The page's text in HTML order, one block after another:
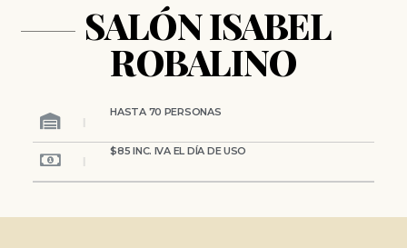
SALÓN ISABEL
ROBALINO
HASTA 70 PERSONAS
$85 INC. IVA EL DÍA DE USO